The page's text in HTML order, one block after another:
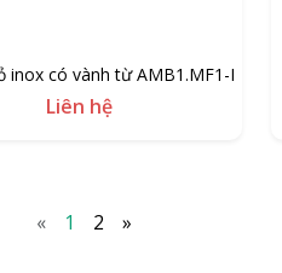
inox có vành từ AMB1.MF1-I
Liên hệ
« 1 2 »